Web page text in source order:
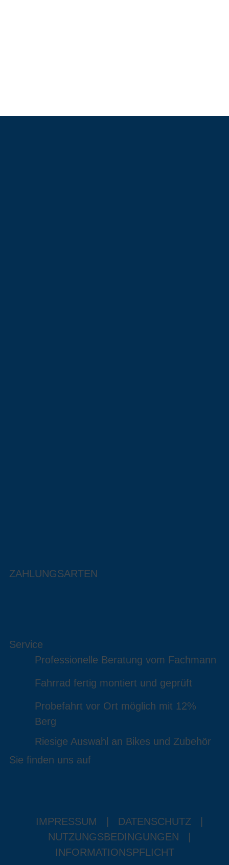
ZAHLUNGSARTEN
Service
Professionelle Beratung vom Fachmann
Fahrrad fertig montiert und geprüft
Probefahrt vor Ort möglich mit 12%
Berg
Riesige Auswahl an Bikes und Zubehör
Sie finden uns auf
IMPRESSUM DATENSCHUTZ
NUTZUNGSBEDINGUNGEN
INFORMATIONSPFLICHT